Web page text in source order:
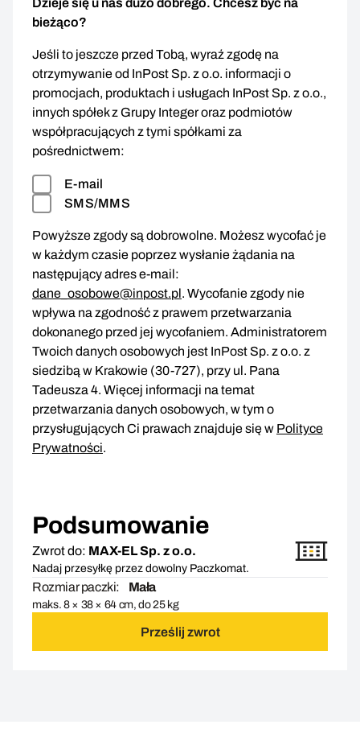
bieżąco?
Jeśli to jeszcze przed Tobą, wyraź zgodę na
otrzymywanie od InPost Sp. z o.o. informacji o
promocjach, produktach i usługach InPost Sp. z o.o.,
innych spółek z Grupy Integer oraz podmiotów
współpracujących z tymi spółkami za
pośrednictwem:
E-mail
SMS/MMS
Powyższe zgody są dobrowolne. Możesz wycofać je
w każdym czasie poprzez wysłanie żądania na
następujący adres e-mail:
dane_osobowe@inpost.pl. Wycofanie zgody nie
wpływa na zgodność z prawem przetwarzania
dokonanego przed jej wycofaniem. Administratorem
Twoich danych osobowych jest InPost Sp. z o.o. z
siedzibą w Krakowie (30-727), przy ul. Pana
Tadeusza 4. Więcej informacji na temat
przetwarzania danych osobowych, w tym o
przysługujących Ci prawach znajduje się w Polityce
Prywatności.
Podsumowanie
Zwrot do: MAX-EL Sp. z o.o.
Nadaj przesyłkę przez dowolny Paczkomat.
Rozmiar paczki: Mała
maks. 8 × 38 × 64 cm, do 25 kg
Prześlij zwrot